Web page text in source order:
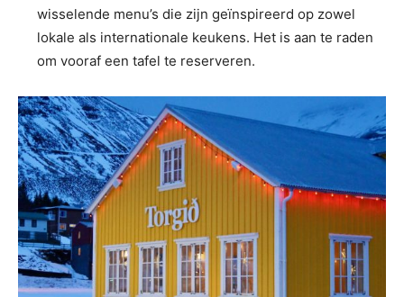
wisselende menu’s die zijn geïnspireerd op zowel
lokale als internationale keukens. Het is aan te raden
om vooraf een tafel te reserveren.